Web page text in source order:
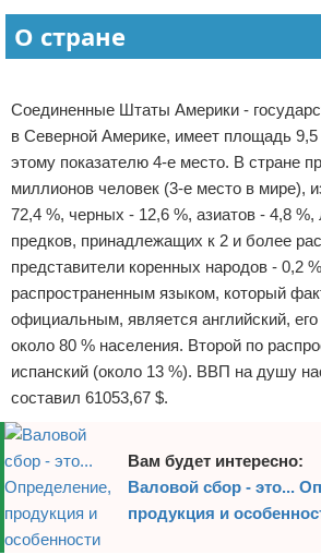
О стране
Соединенные Штаты Америки -
в Северной Америке, имеет площадь
этому показателю 4-е место. В стране
миллионов человек (3-е место в мире),
72,4 %, черных - 12,6 %, азиатов - 4,8
предков, принадлежащих к 2 и более
представители коренных народов - 0,2
распространенным языком, который
официальным, является английский,
около 80 % населения. Второй по
испанский (около 13 %). ВВП на душу
составил 61053,67 $.
Вам будет интересно:
Валовой сбор - это...
продукция и